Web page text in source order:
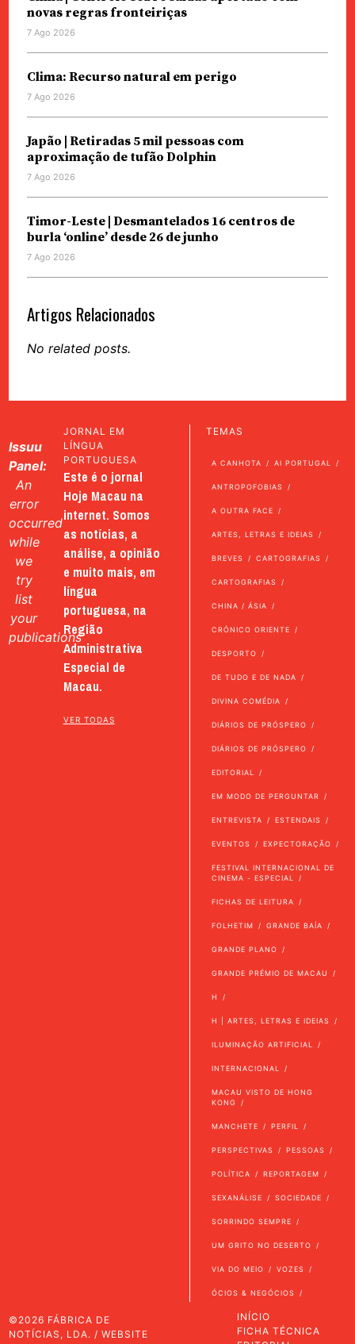
novas regras fronteiriças
7 Ago 2026
Clima: Recurso natural em perigo
7 Ago 2026
Japão | Retiradas 5 mil pessoas com
aproximação de tufão Dolphin
7 Ago 2026
Timor-Leste | Desmantelados 16 centros de
burla ‘online’ desde 26 de junho
7 Ago 2026
Artigos Relacionados
No related posts.
Issuu
Panel:
An
error
occurred
while
we
try
list
your
publications
JORNAL EM
LÍNGUA
PORTUGUESA
Este é o jornal
Hoje Macau na
internet. Somos
as notícias, a
análise, a opinião
e muito mais, em
língua
portuguesa, na
Região
Administrativa
Especial de
Macau.
VER TODAS
TEMAS
A CANHOTA AI PORTUGAL
ANTROPOFOBIAS
A OUTRA FACE
ARTES, LETRAS E IDEIAS
BREVES CARTOGRAFIAS
CARTOGRAFIAS
CHINA / ÁSIA
CRÓNICO ORIENTE
DESPORTO
DE TUDO E DE NADA
DIVINA COMÉDIA
DIÁRIOS DE PRÓSPERO
DIÁRIOS DE PRÓSPERO
EDITORIAL
EM MODO DE PERGUNTAR
ENTREVISTA ESTENDAIS
EVENTOS EXPECTORAÇÃO
FESTIVAL INTERNACIONAL DE
CINEMA - ESPECIAL
FICHAS DE LEITURA
FOLHETIM GRANDE BAÍA
GRANDE PLANO
GRANDE PRÉMIO DE MACAU
H
H | ARTES, LETRAS E IDEIAS
ILUMINAÇÃO ARTIFICIAL
INTERNACIONAL
MACAU VISTO DE HONG
KONG
MANCHETE PERFIL
PERSPECTIVAS PESSOAS
POLÍTICA REPORTAGEM
SEXANÁLISE SOCIEDADE
SORRINDO SEMPRE
UM GRITO NO DESERTO
VIA DO MEIO VOZES
ÓCIOS & NEGÓCIOS
©2026 FÁBRICA DE
NOTÍCIAS, LDA. / WEBSITE
INÍCIO
FICHA TÉCNICA